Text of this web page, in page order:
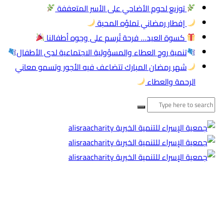
توزيع لحوم الأضاحي على الأسر المتعففة
إفطار رمضاني تملؤه المحبة
كسوة العيد… فرحة تُرسم على وجوه أطفالنا
تنمية روح العطاء والمسؤولية الاجتماعية لدى الأطفال
شهر رمضان المبارك تتضاعف فيه الأجور وتسمو معاني
الرحمة والعطاء
البحث
عن: